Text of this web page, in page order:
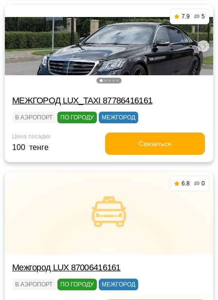
7.9 5
МЕЖГОРОД LUX_TAXI 87786416161
В АЭРОПОРТ ПО ГОРОДУ МЕЖГОРОД
Цена посадки
100 тенге Связаться
6.8 0
Межгород LUX 87006416161
В АЭРОПОРТ ПО ГОРОДУ МЕЖГОРОД